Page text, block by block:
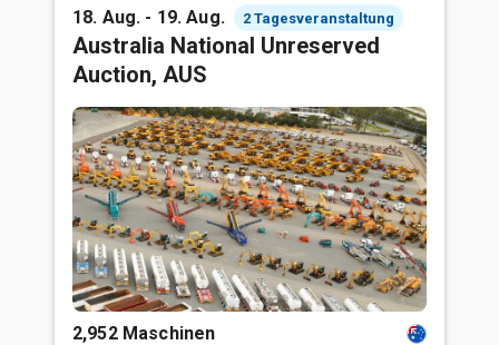
18. Aug. - 19. Aug. 2 Tagesveranstaltung
Australia National Unreserved
Auction, AUS
2,952 Maschinen